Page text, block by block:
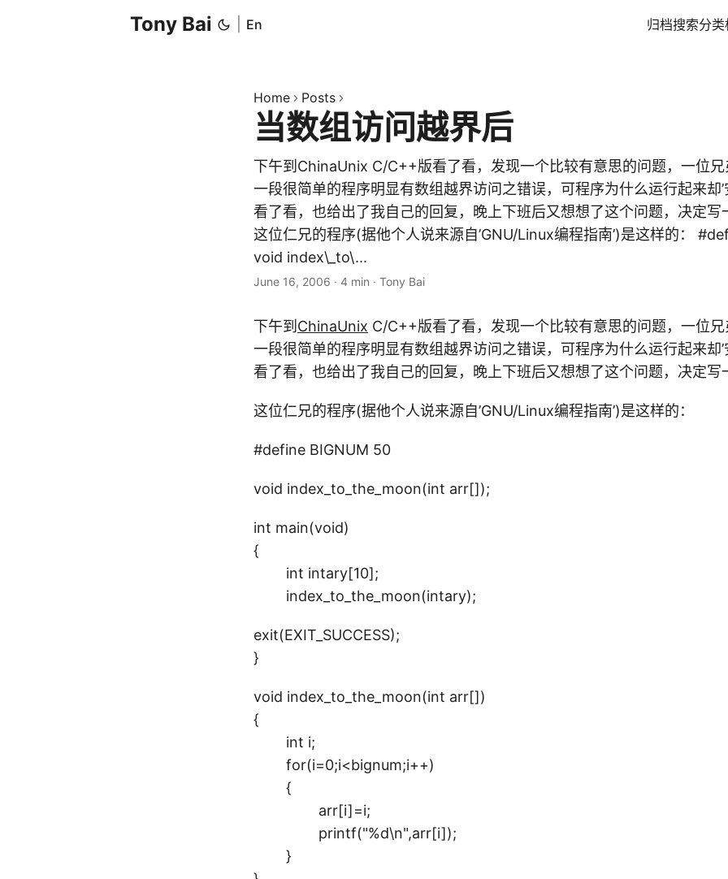
Tony Bai En 归档搜索分类
Home Posts
当数组访问越界后
下午到ChinaUnix C/C++版看了看，发现一个比较有意思的问题，一位兄
一段很简单的程序明显有数组越界访问之错误，可程序为什么运行起来却’
看了看，也给出了我自己的回复，晚上下班后又想想了这个问题，决定写
这位仁兄的程序(据他个人说来源自’GNU/Linux编程指南’)是这样的：
void index\_to\...
June 16, 2006 · 4 min · Tony Bai
下午到 ChinaUnix C/C++版看了看，发现一个比较有意思的问题，一位兄
一段很简单的程序明显有数组越界访问之错误，可程序为什么运行起来却’
看了看，也给出了我自己的回复，晚上下班后又想想了这个问题，决定写
这位仁兄的程序(据他个人说来源自’GNU/Linux编程指南’)是这样的：
#define BIGNUM 50
void index_to_the_moon(int arr[]);
int main(void)
{
int intary[10];
index_to_the_moon(intary);
exit(EXIT_SUCCESS);
}
void index_to_the_moon(int arr[])
{
int i;
for(i=0;i<bignum;i++)
{
arr[i]=i;
printf("%d\n",arr[i]);
}